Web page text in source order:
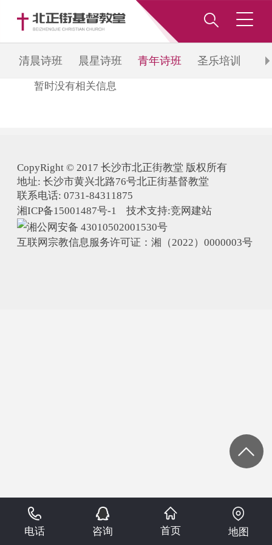
清晨诗班 晨星诗班 青年诗班 圣乐培训
暂时没有相关信息
CopyRight © 2017 长沙市北正街教堂 版权所有
地址: 长沙市黄兴北路76号北正街基督教堂
联系电话: 0731-84311875
湘ICP备15001487号-1 技术支持:竞网建站
湘公网安备 43010502001530号
互联网宗教信息服务许可证：湘（2022）0000003号
电话 咨询 首页 地图